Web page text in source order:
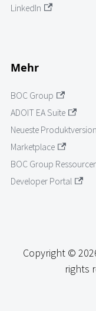
LinkedIn
Mehr
BOC Group
ADOIT EA Suite
Neueste Produktversion
Marketplace
BOC Group
Developer Portal
Copyright ©
rights